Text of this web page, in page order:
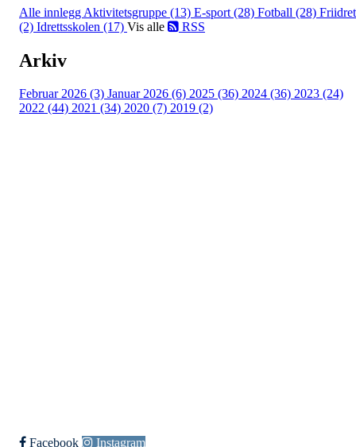
Alle innlegg Aktivitetsgruppe (13) E-sport (28) Fotball (28)
(2) Idrettsskolen (17) Vis alle RSS
Arkiv
Februar 2026 (3) Januar 2026 (6) 2025 (36) 2024 (36) 2023 (24)
2022 (44) 2021 (34) 2020 (7) 2019 (2)
Facebook Instagram